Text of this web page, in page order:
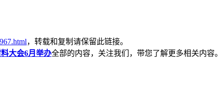
，转载和复制请保留此链接。
大会6月举办全部的内容，关注我们，带您了解更多相关内容。